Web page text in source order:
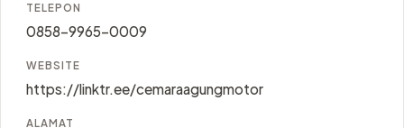
TELEPON
0858-9965-0009
WEBSITE
https://linktr.ee/cemaraagungmotor
ALAMAT